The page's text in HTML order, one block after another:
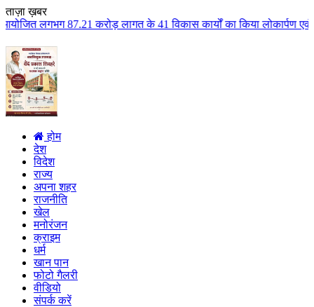
ताज़ा ख़बर
के 41 विकास कार्यों का किया लोकार्पण एवं भूमिपूजन कुलैथ क्षेत्र
होम
देश
विदेश
राज्य
अपना शहर
राजनीति
खेल
मनोरंजन
क्राइम
धर्म
खान पान
फोटो गैलरी
वीडियो
संपर्क करें